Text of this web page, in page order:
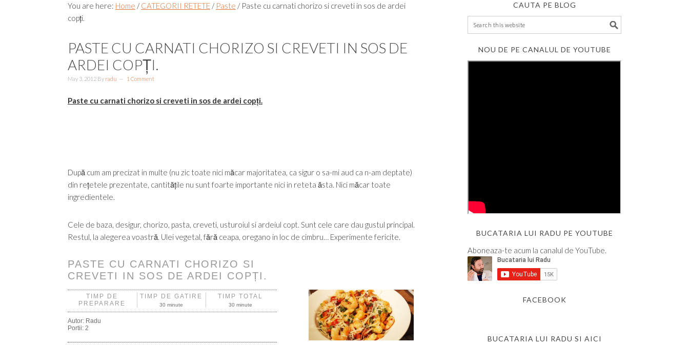
You are here: Home / CATEGORII RETETE / Paste /Paste cu carnati chorizo si creveti in sos de ardei
copți.
PASTE CU CARNATI CHORIZO SI CREVETI IN SOS DE
ARDEI COPȚI.
May 3, 2012 By radu 1 Comment
Paste cu carnati chorizo si creveti in sos de ardei copți.
După cum am precizat in multe (nu zic toate nici măcar majoritatea, ca sigur o sa-mi aud ca n-am deptate)
din rețetele prezentate, cantitățile nu sunt foarte importante nici in reteta ăsta. Nici măcar toate
ingredientele.
Cele de baza, desigur, chorizo, pasta, creveti, usturoiul si ardeiul copt. Sunt cele care dau gustul principal.
Restul, la alegerea voastră. Ulei vegetal, fără ceapa, oregano in loc de cimbru… Experimente fericite.
PASTE CU CARNATI CHORIZO SI
CREVETI IN SOS DE ARDEI COPȚI.
TIMP DE
PREPARARE
TIMP DE GATIRE
30 minute
TIMP TOTAL
30 minute
Autor: Radu
Portii: 2
CAUTA PE BLOG
NOU DE PE CANALUL DE YOUTUBE
BUCATARIA LUI RADU PE YOUTUBE
Aboneaza-te acum la canalul de YouTube.
FACEBOOK
BUCATARIA LUI RADU SI AICI